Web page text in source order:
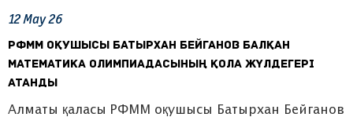
12May26
РФММ оқушысы Батырхан Бейганов Балқан
математика олимпиадасының қола жүлдегері
атанды
Алматы қаласы РФММ оқушысы Батырхан Бейганов